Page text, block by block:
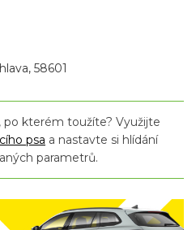
58601
po kterém toužíte? Využijte
psa a nastavte si hlídání
parametrů.